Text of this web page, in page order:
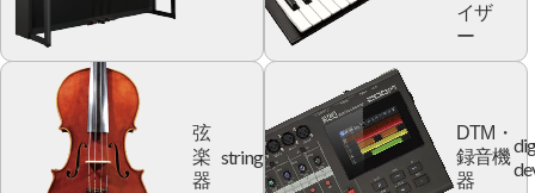
イザ
ー
弦
楽
器
string
DTM・
録音機
器